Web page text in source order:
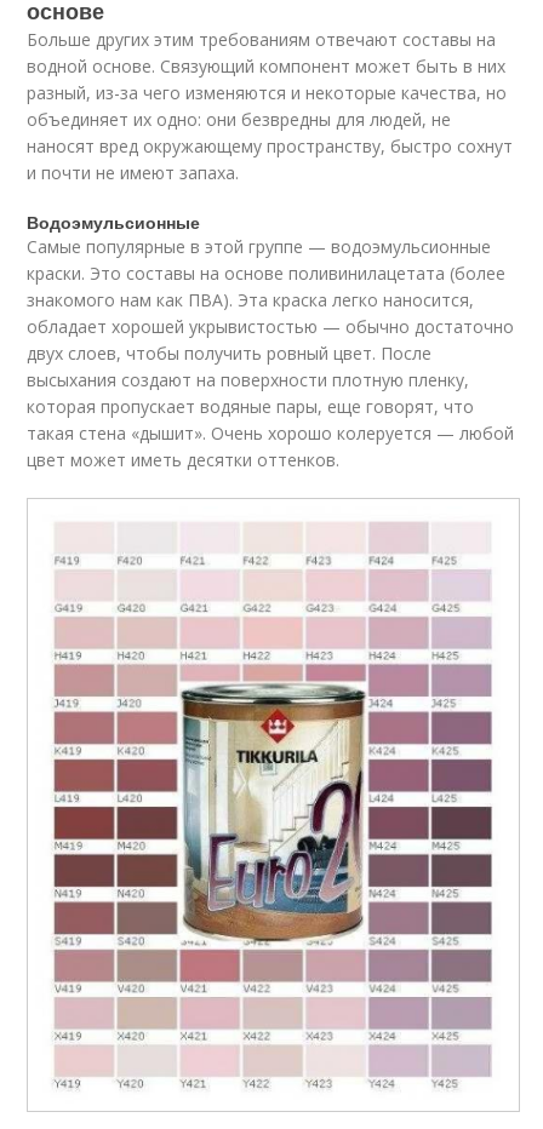
основе
Больше других этим требованиям отвечают составы на
водной основе. Связующий компонент может быть в них
разный, из-за чего изменяются и некоторые качества, но
объединяет их одно: они безвредны для людей, не
наносят вред окружающему пространству, быстро сохнут
и почти не имеют запаха.
Водоэмульсионные
Самые популярные в этой группе — водоэмульсионные
краски. Это составы на основе поливинилацетата (более
знакомого нам как ПВА). Эта краска легко наносится,
обладает хорошей укрывистостью — обычно достаточно
двух слоев, чтобы получить ровный цвет. После
высыхания создают на поверхности плотную пленку,
которая пропускает водяные пары, еще говорят, что
такая стена «дышит». Очень хорошо колеруется — любой
цвет может иметь десятки оттенков.